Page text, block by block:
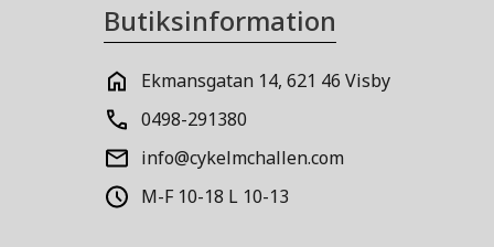
Butiksinformation
Ekmansgatan 14, 621 46 Visby
0498-291380
info@cykelmchallen.com
M-F 10-18 L 10-13